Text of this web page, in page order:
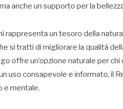
anche un supporto per la
rappresenta un tesoro della
si tratti di migliorare la qualità
offre un’opzione naturale per
uso consapevole e informato, il
e mentale.